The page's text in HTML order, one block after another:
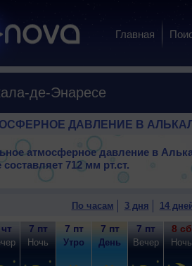
Главная
де-Энаресе
ДАВЛЕНИЕ В
атмосферное давление в
составляет 712 мм рт.ст.
По часам 3 дня 14
7 пт
Ночь
7 пт
Утро
7 пт
День
7 пт
Вечер
8 сб
Ночь